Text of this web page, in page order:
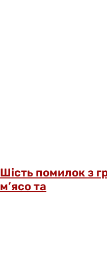
Шість помилок з
м’ясо та